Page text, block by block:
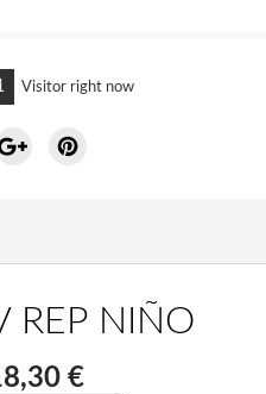
Visitor right now
REP NIÑO
€